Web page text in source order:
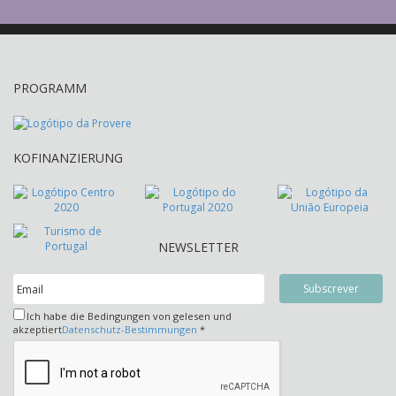
PROGRAMM
KOFINANZIERUNG
NEWSLETTER
Ich habe die Bedingungen von gelesen und
akzeptiertDatenschutz-Bestimmungen *